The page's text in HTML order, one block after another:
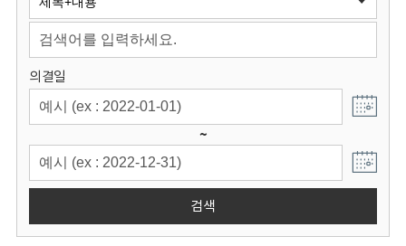
회
의결일
~
검색